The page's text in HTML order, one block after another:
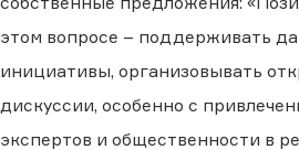
этом вопросе – поддерживать
инициативы, организовывать
дискуссии, особенно с
экспертов и общественности в